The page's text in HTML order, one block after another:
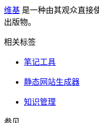
维基 是一种由其观众直接
出版物。
相关标签
笔记工具
静态网站生成器
知识管理